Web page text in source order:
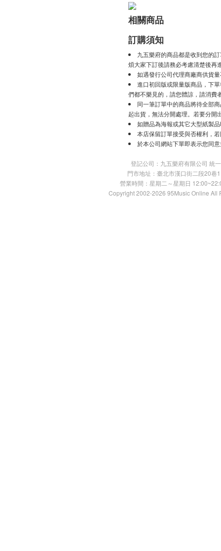
相關商品
訂購須知
九五樂府的商品都是收到您的
煩大家下訂後請務必考慮清楚後再
如遇發行公司代理商廠商供貨
進口初回版或限量版商品，下
們都不樂見的，請您體諒，請消費
同一筆訂單中的商品將待全部
起出貨，無法分開處理。若要分開
如贈品為海報或其它大型紙製
本店保留訂單接受與否權利，
於本公司網站下單即表示您同
登記公司：九五樂府有限公司 統
門市地址：臺北市漢口街二段20
營業時間：星期二～星期日
Copyright 2002-2026 95Music Online All